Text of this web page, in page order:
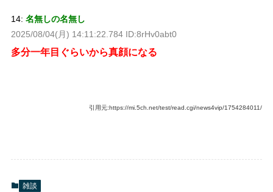
14: 名無しの名無し
2025/08/04(月) 14:11:22.784 ID:8rHv0abt0
多分一年目ぐらいから真顔になる
引用元:https://mi.5ch.net/test/read.cgi/news4vip/1754284011/
雑談